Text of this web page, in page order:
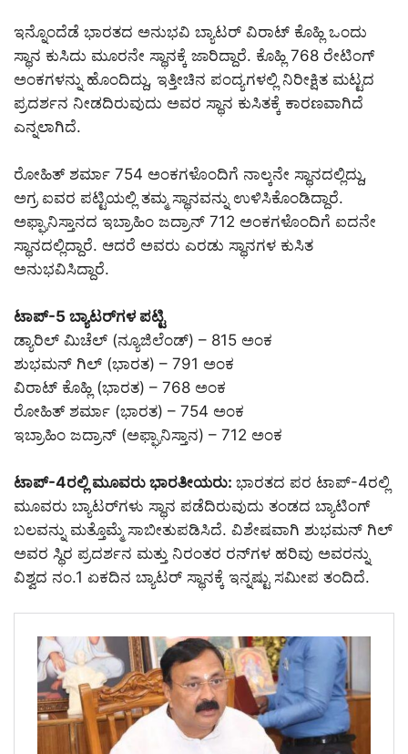
ಇನ್ನೊಂದೆಡೆ ಭಾರತದ ಅನುಭವಿ ಬ್ಯಾಟರ್ ವಿರಾಟ್ ಕೊಹ್ಲಿ ಒಂದು
ಸ್ಥಾನ ಕುಸಿದು ಮೂರನೇ ಸ್ಥಾನಕ್ಕೆ ಜಾರಿದ್ದಾರೆ. ಕೊಹ್ಲಿ 768 ರೇಟಿಂಗ್
ಅಂಕಗಳನ್ನು ಹೊಂದಿದ್ದು, ಇತ್ತೀಚಿನ ಪಂದ್ಯಗಳಲ್ಲಿ ನಿರೀಕ್ಷಿತ ಮಟ್ಟದ
ಪ್ರದರ್ಶನ ನೀಡದಿರುವುದು ಅವರ ಸ್ಥಾನ ಕುಸಿತಕ್ಕೆ ಕಾರಣವಾಗಿದೆ
ಎನ್ನಲಾಗಿದೆ.
ರೋಹಿತ್ ಶರ್ಮಾ 754 ಅಂಕಗಳೊಂದಿಗೆ ನಾಲ್ಕನೇ ಸ್ಥಾನದಲ್ಲಿದ್ದು,
ಅಗ್ರ ಐವರ ಪಟ್ಟಿಯಲ್ಲಿ ತಮ್ಮ ಸ್ಥಾನವನ್ನು ಉಳಿಸಿಕೊಂಡಿದ್ದಾರೆ.
ಅಫ್ಘಾನಿಸ್ತಾನದ ಇಬ್ರಾಹಿಂ ಜದ್ರಾನ್ 712 ಅಂಕಗಳೊಂದಿಗೆ ಐದನೇ
ಸ್ಥಾನದಲ್ಲಿದ್ದಾರೆ. ಆದರೆ ಅವರು ಎರಡು ಸ್ಥಾನಗಳ ಕುಸಿತ
ಅನುಭವಿಸಿದ್ದಾರೆ.
ಟಾಪ್-5 ಬ್ಯಾಟರ್‌ಗಳ ಪಟ್ಟಿ
ಡ್ಯಾರಿಲ್ ಮಿಚೆಲ್ (ನ್ಯೂಜಿಲೆಂಡ್) – 815 ಅಂಕ
ಶುಭಮನ್ ಗಿಲ್ (ಭಾರತ) – 791 ಅಂಕ
ವಿರಾಟ್ ಕೊಹ್ಲಿ (ಭಾರತ) – 768 ಅಂಕ
ರೋಹಿತ್ ಶರ್ಮಾ (ಭಾರತ) – 754 ಅಂಕ
ಇಬ್ರಾಹಿಂ ಜದ್ರಾನ್ (ಅಫ್ಘಾನಿಸ್ತಾನ) – 712 ಅಂಕ
ಟಾಪ್‌-4ರಲ್ಲಿ ಮೂವರು ಭಾರತೀಯರು: ಭಾರತದ ಪರ ಟಾಪ್-4ರಲ್ಲಿ
ಮೂವರು ಬ್ಯಾಟರ್‌ಗಳು ಸ್ಥಾನ ಪಡೆದಿರುವುದು ತಂಡದ ಬ್ಯಾಟಿಂಗ್
ಬಲವನ್ನು ಮತ್ತೊಮ್ಮೆ ಸಾಬೀತುಪಡಿಸಿದೆ. ವಿಶೇಷವಾಗಿ ಶುಭಮನ್ ಗಿಲ್
ಅವರ ಸ್ಥಿರ ಪ್ರದರ್ಶನ ಮತ್ತು ನಿರಂತರ ರನ್‌ಗಳ ಹರಿವು ಅವರನ್ನು
ವಿಶ್ವದ ನಂ.1 ಏಕದಿನ ಬ್ಯಾಟರ್ ಸ್ಥಾನಕ್ಕೆ ಇನ್ನಷ್ಟು ಸಮೀಪ ತಂದಿದೆ.